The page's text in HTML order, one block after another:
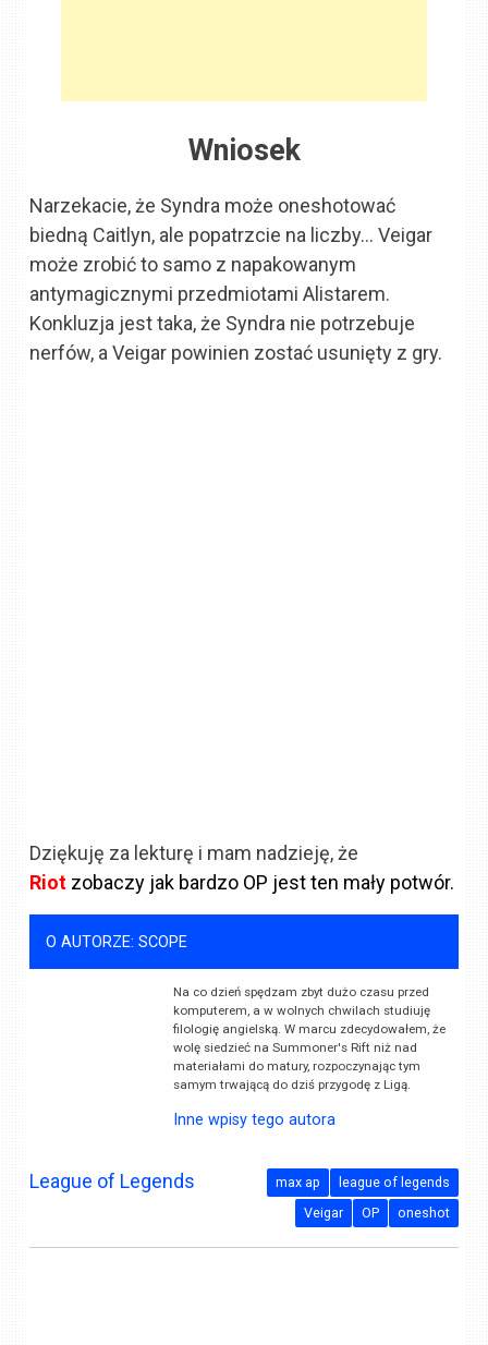
Wniosek
Narzekacie, że Syndra może oneshotować
biedną Caitlyn, ale popatrzcie na liczby… Veigar
może zrobić to samo z napakowanym
antymagicznymi przedmiotami Alistarem.
Konkluzja jest taka, że Syndra nie potrzebuje
nerfów, a Veigar powinien zostać usunięty z gry.
Dziękuję za lekturę i mam nadzieję, że
Riot zobaczy jak bardzo OP jest ten mały potwór.
O AUTORZE: SCOPE
Na co dzień spędzam zbyt dużo czasu przed
komputerem, a w wolnych chwilach studiuję
filologię angielską. W marcu zdecydowałem, że
wolę siedzieć na Summoner's Rift niż nad
materiałami do matury, rozpoczynając tym
samym trwającą do dziś przygodę z Ligą.
Inne wpisy tego autora
League of Legends league of legends
max ap
oneshot
OP
Veigar